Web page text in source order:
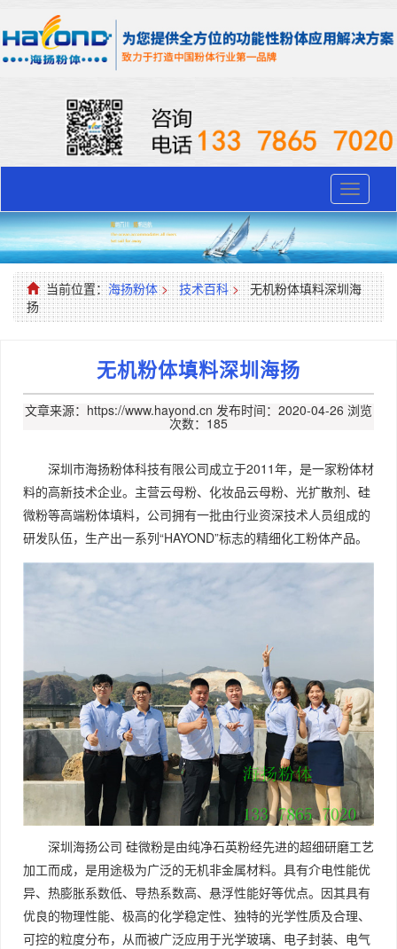
Toggle
当前位置：海扬粉体 > 技术百科 > 无机粉体填料深圳海
扬
无机粉体填料深圳海扬
文章来源：https://www.hayond.cn 发布时间：2020-04-26 浏览
次数：185
深圳市海扬粉体科技有限公司成立于2011年，是一家粉体材
料的高新技术企业。主营云母粉、化妆品云母粉、光扩散剂、硅
微粉等高端粉体填料，公司拥有一批由行业资深技术人员组成的
研发队伍，生产出一系列“HAYOND”标志的精细化工粉体产品。
深圳海扬公司 硅微粉是由纯净石英粉经先进的超细研磨工艺
加工而成，是用途极为广泛的无机非金属材料。具有介电性能优
异、热膨胀系数低、导热系数高、悬浮性能好等优点。因其具有
优良的物理性能、极高的化学稳定性、独特的光学性质及合理、
可控的粒度分布，从而被广泛应用于光学玻璃、电子封装、电气